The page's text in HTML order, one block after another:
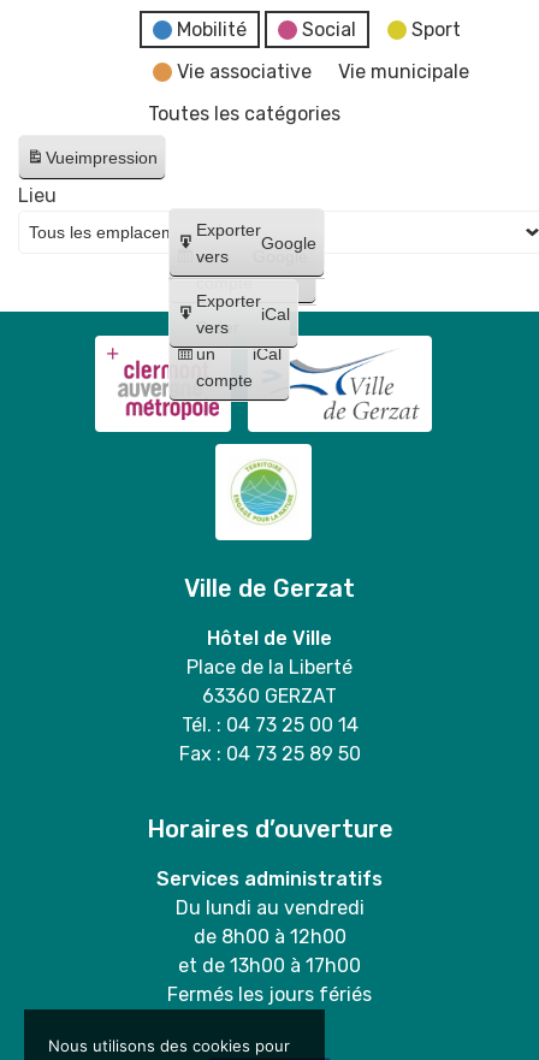
Mobilité
Social
Sport
Vie associative
Vie municipale
Toutes les catégories
Vueimpression
Créer
un
compte
Google
Créer
un
compte
iCal
Exporter
vers
Google
Exporter
vers
iCal
Lieu
Ville de Gerzat
Hôtel de Ville
Place de la Liberté
63360 GERZAT
Tél. : 04 73 25 00 14
Fax : 04 73 25 89 50
Horaires d’ouverture
Services administratifs
Du lundi au vendredi
de 8h00 à 12h00
et de 13h00 à 17h00
Fermés les jours fériés
Nous utilisons des cookies pour